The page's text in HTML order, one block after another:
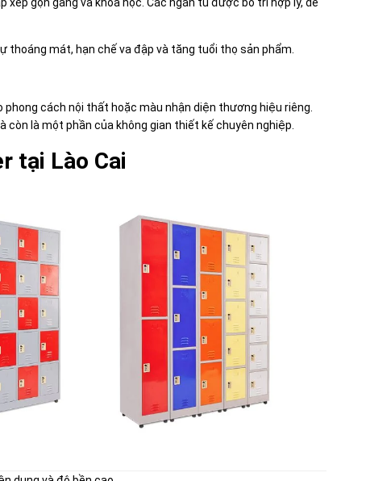
xếp gọn gàng và khoa học. Các ngăn tủ được bố trí hợp lý, dễ
thoáng mát, hạn chế va đập và tăng tuổi thọ sản phẩm.
cách nội thất hoặc màu nhận diện thương hiệu riêng.
còn là một phần của không gian thiết kế chuyên nghiệp.
tại Lào Cai